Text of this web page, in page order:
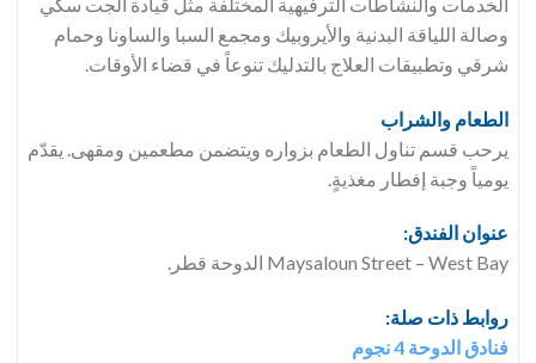
وصالة اللياقة البدنية والأيروبيك ومجمع السبا والساونا وحمام
شرقي وتطبيقات العلاج بالتدليك تنوعاً في قضاء الأوقات.
الطعام والشراب
يرحب قسم تناول الطعام بزواره ويتضمن مطعمين ومقهى. يقدّم
يومياً وجبة إفطار مغذيةٍ.
عنوان الفندق:
Maysaloun Street – West Bay الدوحة قطر.
روابط ذات صلة:
فنادق الدوحة 4 نجوم